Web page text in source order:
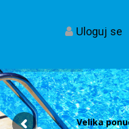
Uloguj se
Velika